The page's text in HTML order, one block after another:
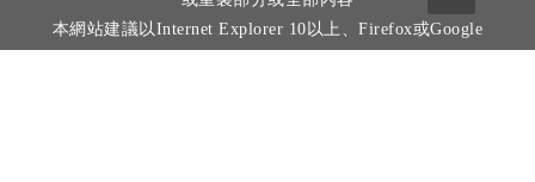
本網站建議以Internet Explorer 10以上、Firefox或Google